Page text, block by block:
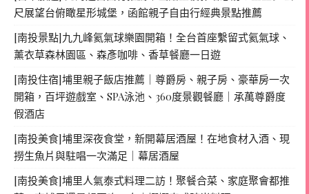
尺展望台俯瞰星形城堡，函館親子自由行經典景點推薦
[南投景點]九九峰氦氣球樂園開箱！全台首座繫留式氦氣球、
薰衣草森林園區、森彥咖啡、香草餐廳一日遊
[南投住宿]埔里親子飯店推薦｜尊爵房、親子房、豪華房一次
開箱，百坪遊戲室、SPA泳池、360度景觀餐廳｜承萬尊爵度
假酒店
[南投美食]埔里深夜食堂，新開幕居酒屋！在地食材入酒、現
撈生魚片與駐唱一次滿足｜幕居酒屋
[南投美食]埔里人氣泰式料理二訪！聚餐合菜、家庭聚會都推